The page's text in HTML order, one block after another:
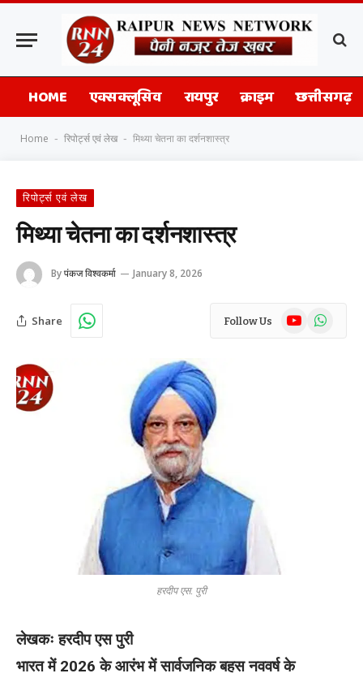
HOME एक्सक्लूसिव रायपुर क्राइम छत्तीसगढ़
Home - रिपोर्ट्स एवं लेख - मिथ्या चेतना का दर्शनशास्त्र
रिपोर्ट्स एवं लेख
मिथ्या चेतना का दर्शनशास्त्र
Byपंकज विश्वकर्मा January 8, 2026
Share Follow Us YouTubeWhatsApp
हरदीप एस. पुरी
लेखकः हरदीप एस पुरी
भारत में 2026 के आरंभ में सार्वजनिक बहस नववर्ष के